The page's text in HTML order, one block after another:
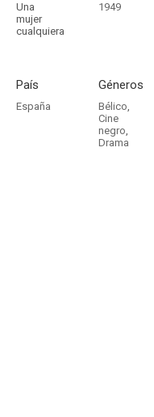
Una
mujer
cualquiera
1949
País
España
Géneros
Bélico,
Cine
negro,
Drama